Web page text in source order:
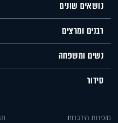
נושאים שונים
רבנים ומרצים
נשים ומשפחה
סידור
מזכירות הידברות